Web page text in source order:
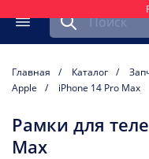
Меню
Найти запчасть
Главная Каталог
Apple
iPhone 14 Pro Max
Рамки для
Max